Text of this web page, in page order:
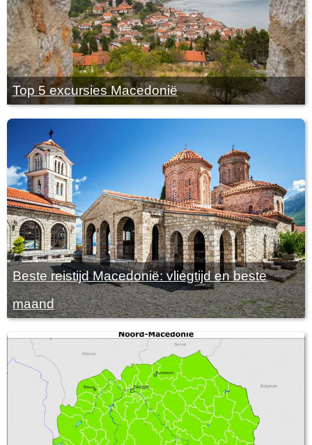
Top 5 excursies Macedonië
Beste reistijd Macedonië: vliegtijd en beste
maand